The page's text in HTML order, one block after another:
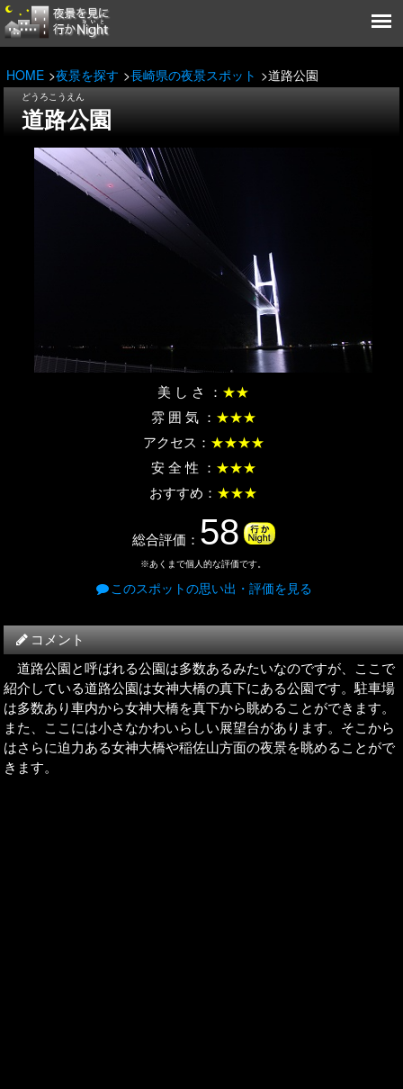
HOME 夜景を探す 長崎県の夜景スポット 道路公園
どうろこうえん
道路公園
美 し さ ： ★★
雰 囲 気 ： ★★★
アクセス： ★★★★
安 全 性 ： ★★★
おすすめ： ★★★
総合評価： 58
※あくまで個人的な評価です。
このスポットの思い出・評価を見る
コメント
道路公園と呼ばれる公園は多数あるみたいなのですが、ここで
紹介している道路公園は女神大橋の真下にある公園です。駐車場
は多数あり車内から女神大橋を真下から眺めることができます。
また、ここには小さなかわいらしい展望台があります。そこから
はさらに迫力ある女神大橋や稲佐山方面の夜景を眺めることがで
きます。